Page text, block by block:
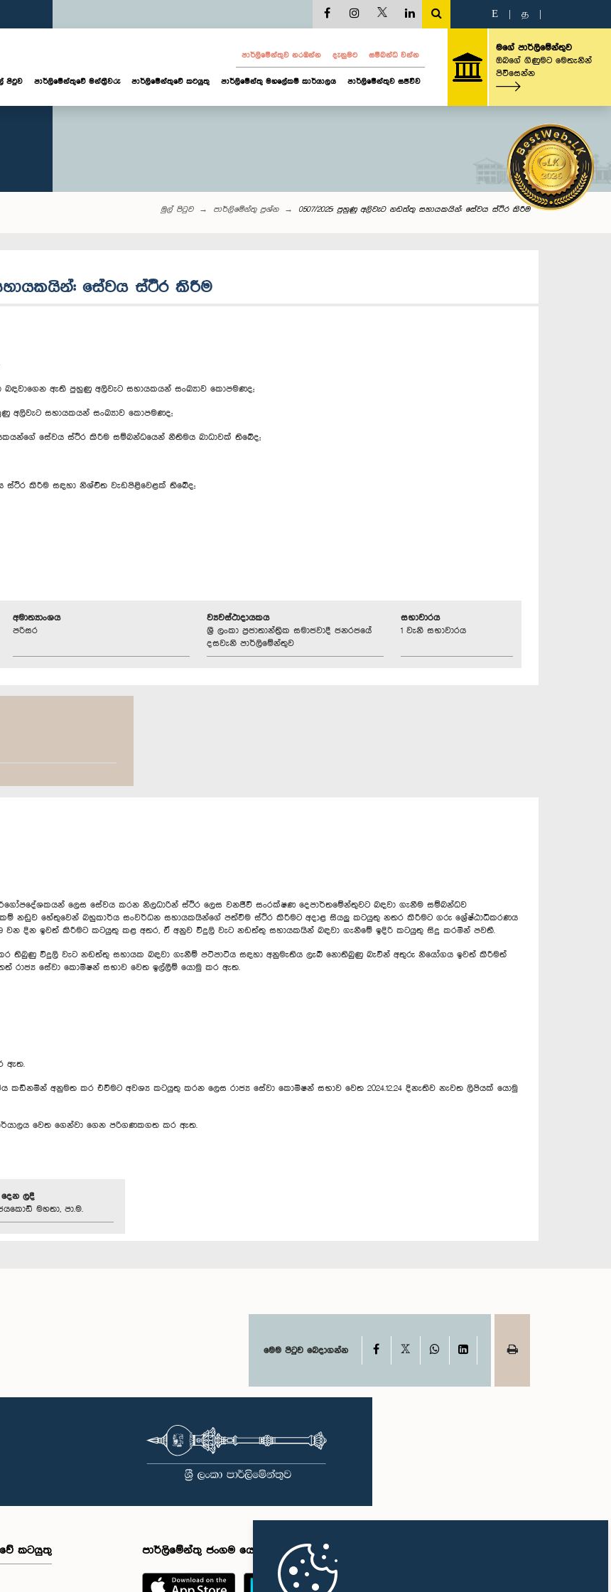
E த
පාර්ලි‌මේන්තුව නරඹන්න දැනුමට සම්බන්ධ වන්න
පිටුව පාර්ලි‌මේන්තුවේ මන්ත්‍රීවරු පාර්ලිමේන්තුවේ කටයුතු පාර්ලිමේන්තු මහලේකම් කාර්යාලය පාර්ලිමේන්තුව සජීවීව
මගේ පාර්ලිමේන්තුව
ඔබගේ ගිණුමට මෙතැනින්
පිවිසෙන්න
මුල් පිටුව පාර්ලි‌මේන්තු‌ ප්‍රශ්න 0507/2025: පුහුණු අලිවැට නඩත්තු සහායකයින්: සේවය ස්ථිර කිරීම
සේවය ස්ථිර කිරීම
ඇති පුහුණු අලිවැට සහායකයන් සංඛ්‍යාව කොපමණද;
සහායකයන් සංඛ්‍යාව කොපමණද;
සේවය ස්ථිර කිරීම සම්බන්ධයෙන් නීතිමය බාධාවක් තිබේද;
ස්ථිර කිරීම සඳහා නිශ්චිත වැඩපිළිවෙළක් තිබේද;
අමාත්‍යාංශය
පරිසර
ව්‍යවස්ථාදායකය
ශ්‍රී ලංකා ප්‍රජාතාන්ත්‍රික සමාජවාදී ජනරජයේ
දසවැනි පාර්ලිමේන්තුව
සභාවාරය
1 වැනි සභාවාරය
ලෙස සේවය කරන නිලධාරින් ස්ථිර ලෙස වනජීවී සංරක්ෂණ දෙපාර්තමේන්තුවට බඳවා ගැනීම සම්බන්ධව
නඩුව හේතුවෙන් බහුකාර්ය සංවර්ධන සහායකයින්ගේ පත්වීම ස්ථිර කිරීමට අදාළ සියලු කටයුතු නතර කිරීමට ගරු ශ්‍රේෂ්ඨාධිකරණය
වන දින ඉවත් කිරීමට කටයුතු කළ අතර, ඒ අනුව විදුලි වැට නඩත්තු සහායකයින් බඳවා ගැනීමේ ඉදිරි කටයුතු සිදු කරමින් පවතී.
තිබුණු විදුලි වැට නඩත්තු සහායක බඳවා ගැනීම් පටිපාටිය සඳහා අනුමැතිය ලැබී නොතිබුණු බැවින් අතුරු නියෝගය ඉවත් කිරීමත්
රාජ්‍ය සේවා කොමිෂන් සභාව වෙත ඉල්ලීම් යොමු කර ඇත.
ඇත.
කඩිනමින් අනුමත කර එවීමට අවශ්‍ය කටයුතු කරන ලෙස රාජ්‍ය සේවා කොමිෂන් සභාව වෙත 2024.12.24 දිනැතිව නැවත ලිපියක් යොමු
වෙත ගෙන්වා ගෙන පරිගණකගත කර ඇත.
ලදී
මහතා, පා.ම.
මෙම පිටුව බෙදාගන්න Facebook WhatsAppLinkedIn
කටයුතු පාර්ලිමේන්තු ජංගම යෙදුම